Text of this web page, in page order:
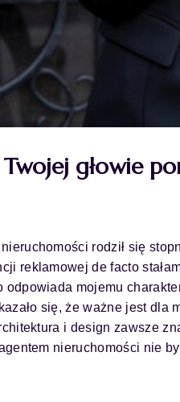
głowie
rodził się
reklamowej de facto
mojemu
się, że ważne jest dla
i design zawsze
nieruchomości nie